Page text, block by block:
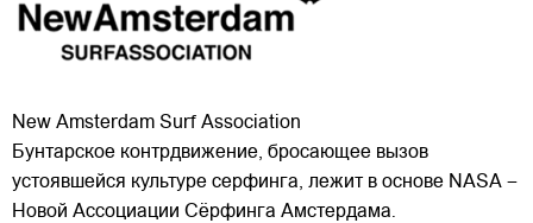
New Amsterdam Surf Association
Бунтарское контрдвижение, бросающее вызов
устоявшейся культуре серфинга, лежит в основе NASA –
Новой Ассоциации Сёрфинга Амстердама.